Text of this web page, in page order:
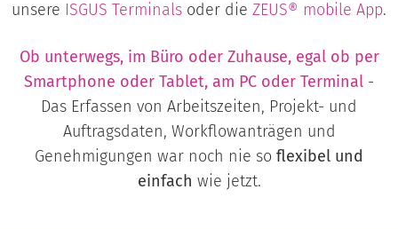
unsere ISGUS Terminals oder die ZEUS® mobile App.
Ob unterwegs, im Büro oder Zuhause, egal ob per
Smartphone oder Tablet, am PC oder Terminal -
Das Erfassen von Arbeitszeiten, Projekt- und
Auftragsdaten, Workflowanträgen und
Genehmigungen war noch nie so flexibel und
einfach wie jetzt.